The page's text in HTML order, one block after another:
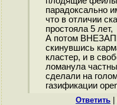
парадоксально
что в отличии
простояла 5
А потом
скинувшись
кластер, и в
ломанула
сделали на
газификации
Ответить